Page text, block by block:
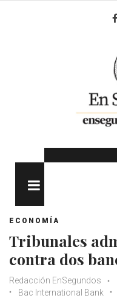
ECONOMÍA
Tribunales
contra dos
Redacción EnSegundos
Bac International Bank